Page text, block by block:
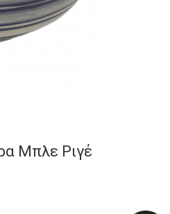
Μπλε Ριγέ